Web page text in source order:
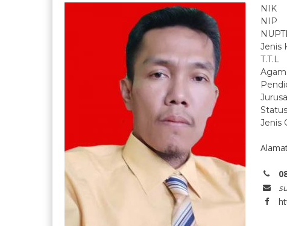
NIK
NIP
Jenis
T.T.L
Status
Jenis